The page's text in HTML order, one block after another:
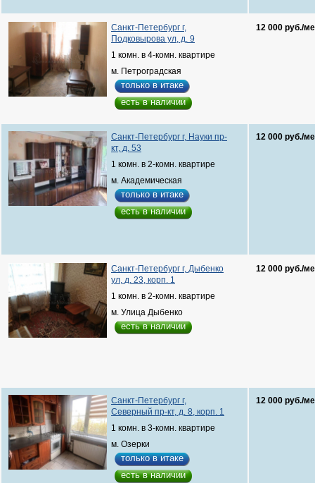
Санкт-Петербург г,
Подковырова ул, д. 9
1 комн. в 4-комн. квартире
м. Петроградская
только в итаке
есть в наличии
12 000 руб./
Санкт-Петербург г, Науки пр-
кт, д. 53
1 комн. в 2-комн. квартире
м. Академическая
только в итаке
есть в наличии
12 000 руб./
Санкт-Петербург г, Дыбенко
ул, д. 23, корп. 1
1 комн. в 2-комн. квартире
м. Улица Дыбенко
есть в наличии
12 000 руб./
Санкт-Петербург г,
Северный пр-кт, д. 8, корп. 1
1 комн. в 3-комн. квартире
м. Озерки
только в итаке
есть в наличии
12 000 руб./